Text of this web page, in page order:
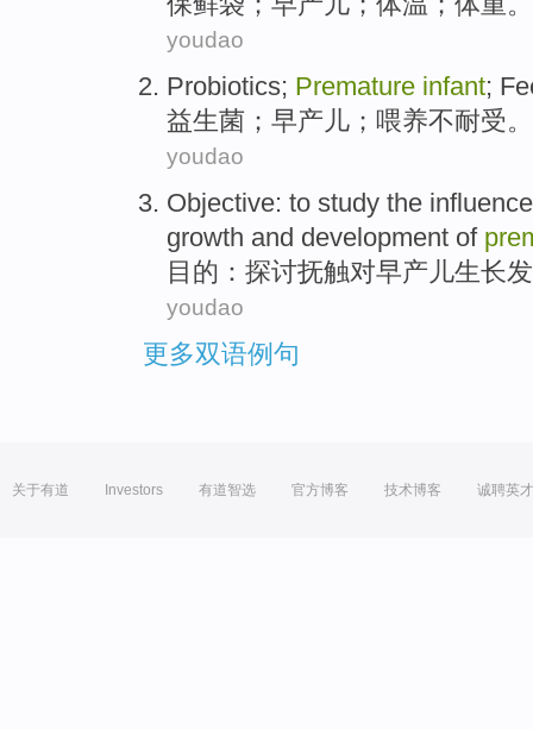
youdao
Probiotics; Premature infant;
益生菌 ； 早产儿 ； 喂养不耐受。
youdao
Objective: to study the influence
growth and development of
目的 ： 探讨抚触对早产儿生长
youdao
更多双语例句
关于有道 Investors 有道智选 官方博客 技术博客 诚聘英才